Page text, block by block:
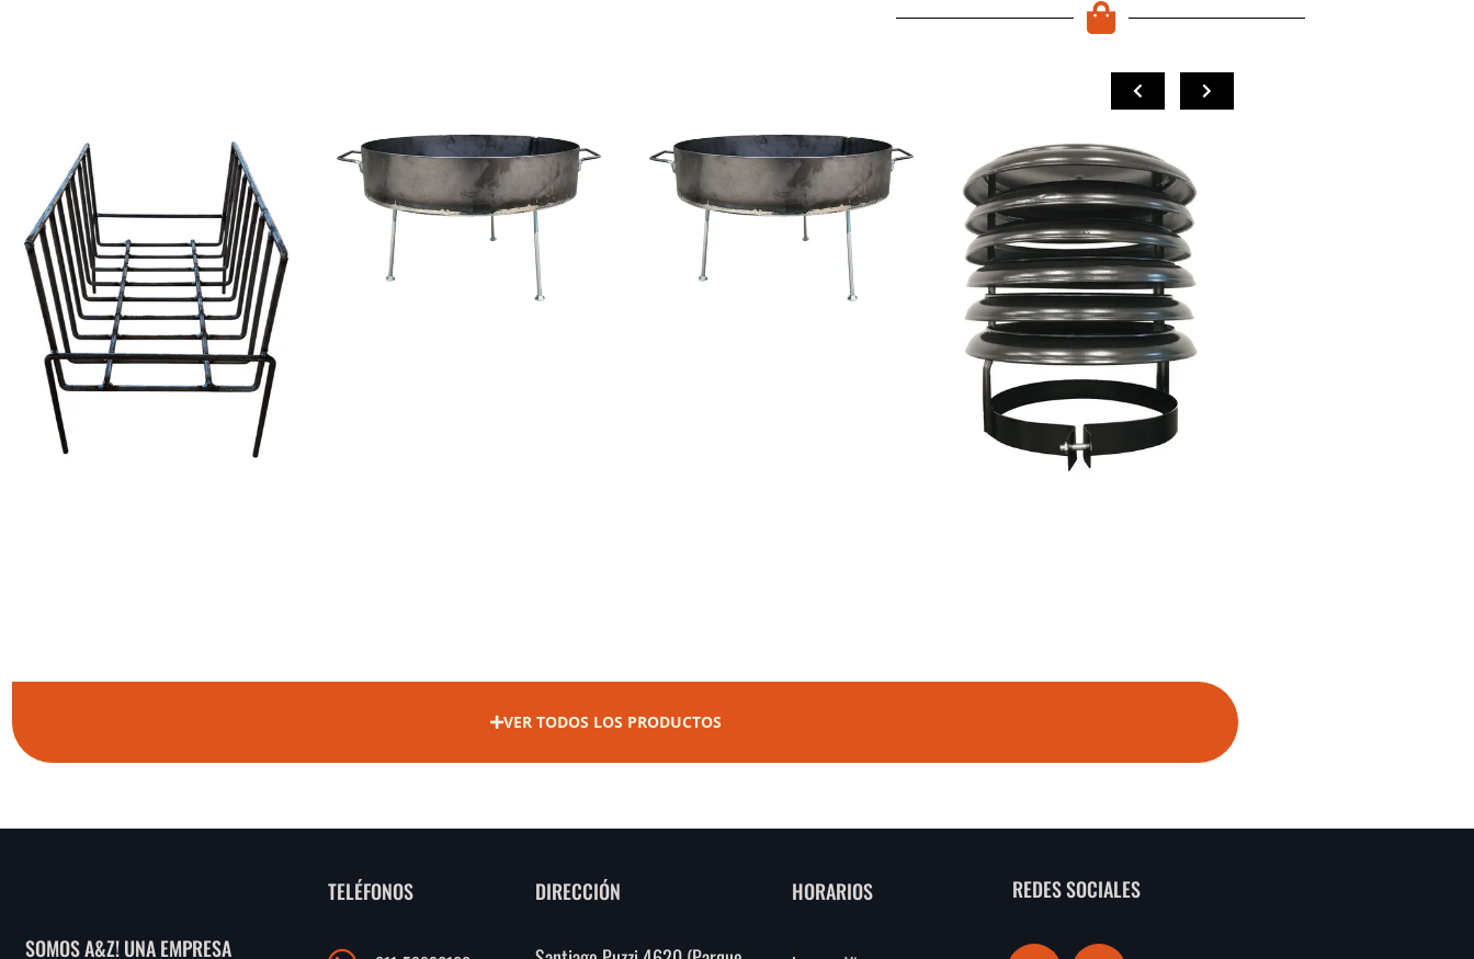
COMPRAR
COMPRAR COMPRAR
VER TODOS LOS PRODUCTOS
SOMOS A&Z! UNA EMPRESA
TELÉFONOS DIRECCIÓN HORARIOS REDES SOCIALES